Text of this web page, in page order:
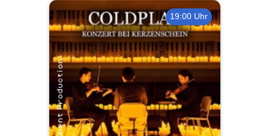
19:00 Uhr